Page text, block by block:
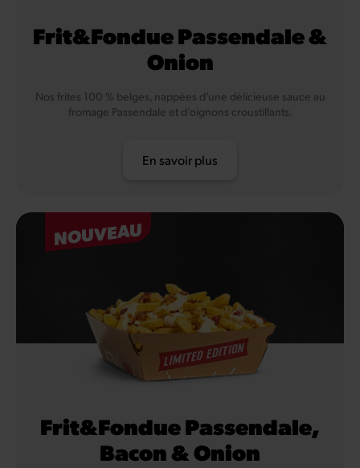
Frit&Fondue Passendale &
Onion
Nos frites 100 % belges, nappées d’une délicieuse sauce au
fromage Passendale et d’oignons croustillants.
En savoir plus
NOUVEAU
Frit&Fondue Passendale,
Bacon & Onion